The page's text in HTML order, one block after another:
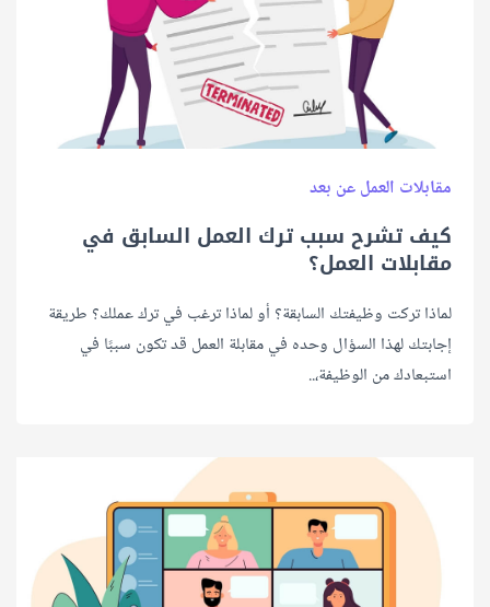
مقابلات العمل عن بعد
كيف تشرح سبب ترك العمل السابق في
مقابلات العمل؟
لماذا تركت وظيفتك السابقة؟ أو لماذا ترغب في ترك عملك؟ طريقة
إجابتك لهذا السؤال وحده في مقابلة العمل قد تكون سببًا في
استبعادك من الوظيفة،..